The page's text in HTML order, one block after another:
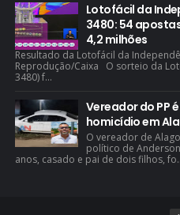
Lotofácil da
3480: 54
4,2 milhões
Resultado da Lotofácil da
Reprodução/Caixa O sorteio da
3480) f...
Vereador do PP
homicídio em
O vereador de
político de
anos, casado e pai de dois filhos,